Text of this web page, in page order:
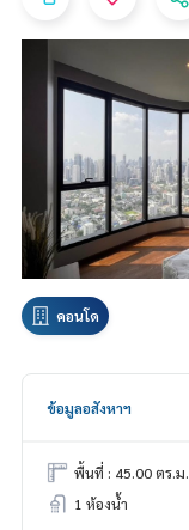
คอนโด
ข้อมูลอสังหาฯ
พื้นที่ : 45.00 ตร.ม.
1 ห้องน้ำ